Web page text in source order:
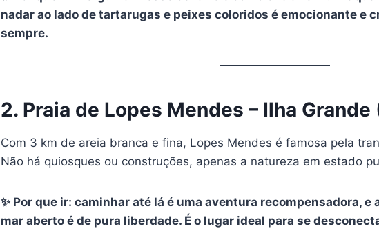
nadar ao lado de tartarugas e peixes coloridos é emocionante e
sempre.
2. Praia de Lopes Mendes – Ilha Grande
Com 3 km de areia branca e fina, Lopes Mendes é famosa pela
Não há quiosques ou construções, apenas a natureza em estado
✨ Por que ir: caminhar até lá é uma aventura recompensadora, e
mar aberto é de pura liberdade. É o lugar ideal para se